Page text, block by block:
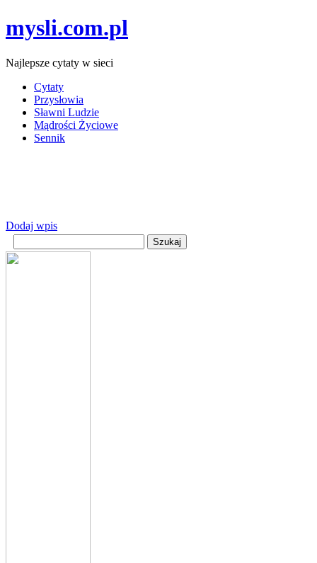
mysli.com.pl
Najlepsze cytaty w sieci
Cytaty
Przysłowia
Sławni Ludzie
Mądrości Życiowe
Sennik
Dodaj wpis